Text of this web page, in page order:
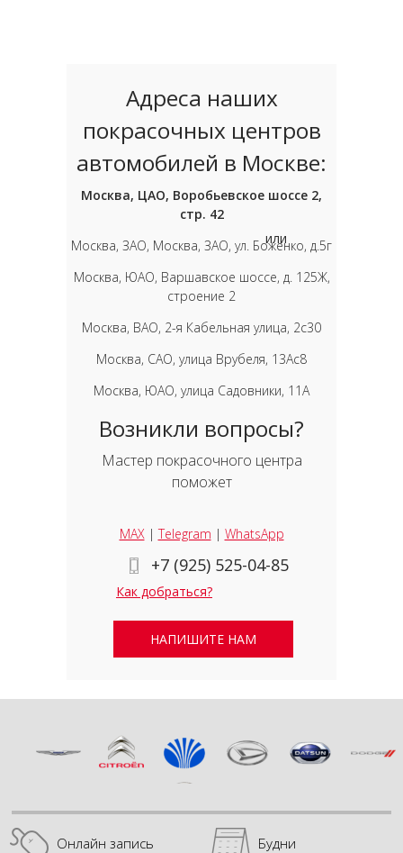
Адреса наших
покрасочных центров
автомобилей в Москве:
Москва, ЦАО, Воробьевское шоссе 2,
стр. 42
Москва, ЗАО, Москва, ЗАО, ул. Боженко, д.5г
Москва, ЮАО, Варшавское шоссе, д. 125Ж,
строение 2
Москва, ВАО, 2-я Кабельная улица, 2с30
Москва, САО, улица Врубеля, 13Ас8
Москва, ЮАО, улица Садовники, 11А
Возникли вопросы?
Мастер покрасочного центра
поможет
MAX|Telegram | WhatsApp
+7 (925) 525-04-85
Как добраться?
или
НАПИШИТЕ НАМ
Онлайн запись Будни